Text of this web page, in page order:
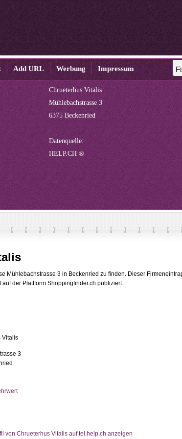
Add URL Werbung Impressum
Chrueterhus Vitalis
Mühlebachstrasse 3
6375 Beckenried
Datenquelle:
HELP.CH ®
Mühlebachstrasse 3 in Beckenried zu finden. Dieser
der Plattform Shoppingfinder.ch publiziert.
Vitalis
3
von Chrueterhus Vitalis auf tel.help.ch anzeigen